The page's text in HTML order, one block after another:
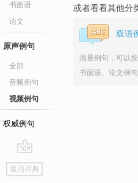
书面语
论文
原声例句
全部
音频例句
视频例句
权威例句
go
top
返回词典
或者看看其他分
双语
海量例句，可以
书面语、论文例句